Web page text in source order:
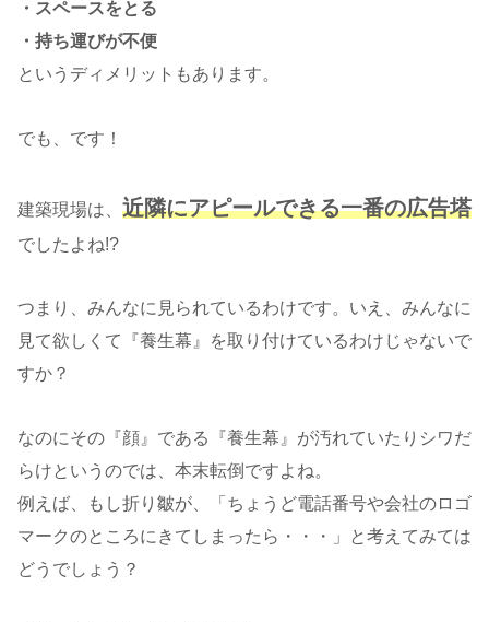
・スペースをとる
・持ち運びが不便
というディメリットもあります。
でも、です！
建築現場は、 近隣にアピールできる一番の広告塔
でしたよね!?
つまり、みんなに見られているわけです。いえ、みんなに
見て欲しくて『養生幕』を取り付けているわけじゃないで
すか？
なのにその『顔』である『養生幕』が汚れていたりシワだ
らけというのでは、本末転倒ですよね。
例えば、もし折り皺が、「ちょうど電話番号や会社のロゴ
マークのところにきてしまったら・・・」と考えてみては
どうでしょう？